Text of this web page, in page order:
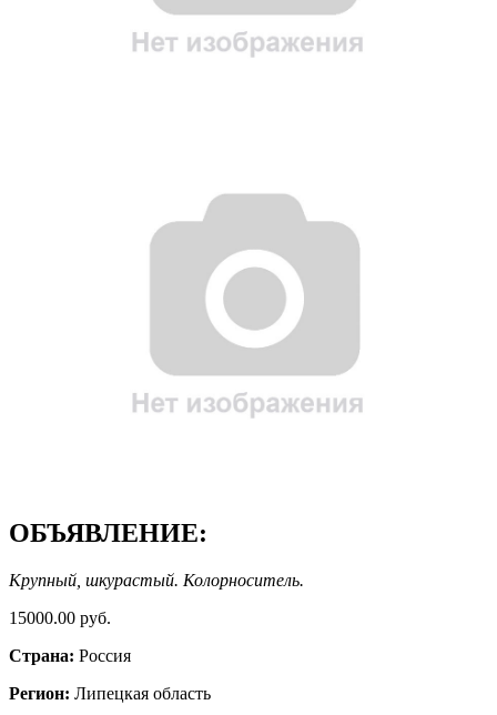
ОБЪЯВЛЕНИЕ:
Крупный, шкурастый. Колорноситель.
15000.00 руб.
Страна: Россия
Регион: Липецкая область